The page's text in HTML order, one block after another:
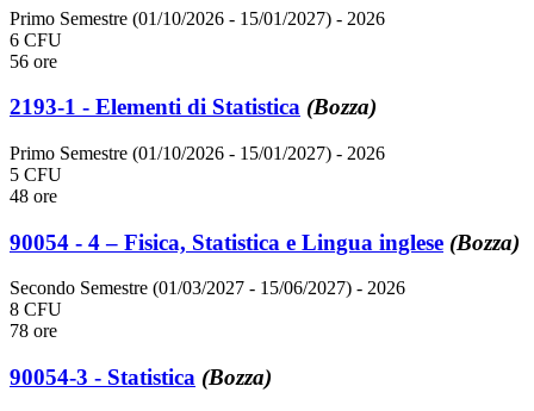
Primo Semestre (01/10/2026 - 15/01/2027) - 2026
6 CFU
56 ore
2193-1 - Elementi di Statistica (Bozza)
Primo Semestre (01/10/2026 - 15/01/2027) - 2026
5 CFU
48 ore
90054 - 4 – Fisica, Statistica e Lingua inglese (Bozza)
Secondo Semestre (01/03/2027 - 15/06/2027) - 2026
8 CFU
78 ore
90054-3 - Statistica (Bozza)